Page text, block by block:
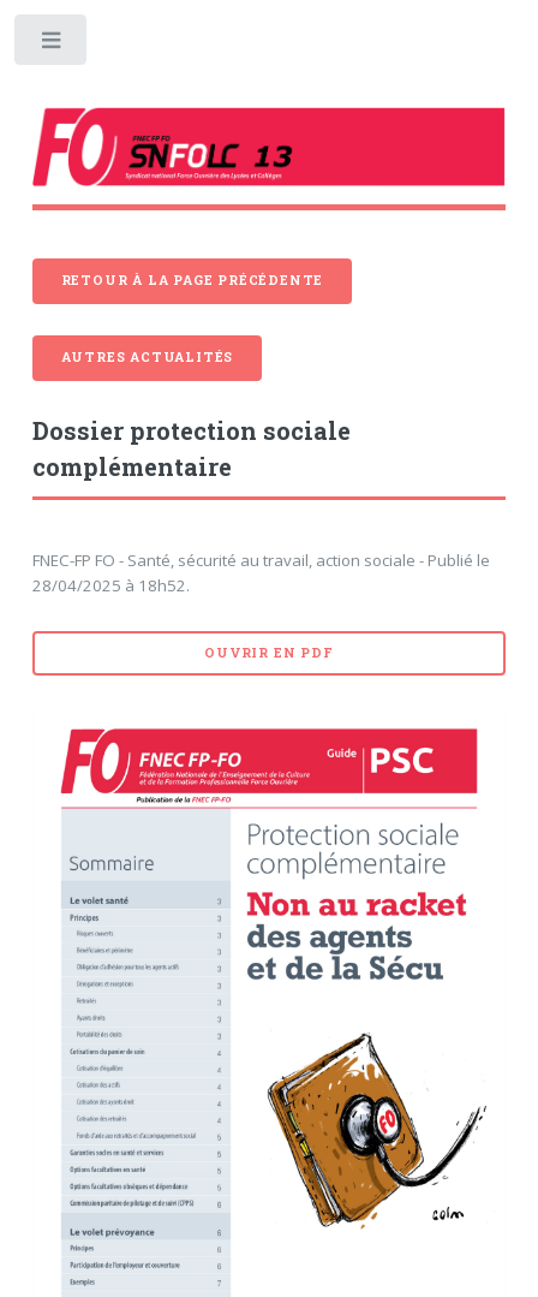
RETOUR À LA PAGE PRÉCÉDENTE
AUTRES ACTUALITÉS
Dossier protection sociale
complémentaire
FNEC-FP FO - Santé, sécurité au travail, action sociale - Publié le
28/04/2025 à 18h52.
OUVRIR EN PDF